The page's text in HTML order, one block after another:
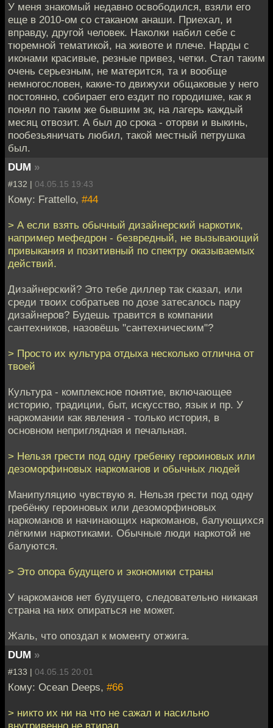
У меня знакомый недавно освободился, взяли его
еще в 2010-ом со стаканом анаши. Приехал, и
вправду, другой человек. Наколки набил себе с
тюремной тематикой, на животе и плече. Нарды с
иконами красивые, резные привез, четки. Стал таким
очень серьезным, не матерится, та и вообще
немногословен, какие-то движухи общаковые у него
постоянно, собирает его ездит по городишке, как я
понял по таким же бывшим зк, на лагерь каждый
месяц отвозит. А был до срока - оторви и выкинь,
пообезьяничать любил, такой местный петрушка
был.
DUM »
#132 | 04.05.15 19:43
Кому: Frattello, #44
> А если взять обычный дизайнерский наркотик,
например мефедрон - безвредный, не вызывающий
привыкания и позитивный по спектру оказываемых
действий.
Дизайнерский? Это тебе диллер так сказал, или
среди твоих собратьев по дозе затесалось пару
дизайнеров? Будешь травится в компании
сантехников, назовёшь "сантехническим"?
> Просто их культура отдыха несколько отлична от
твоей
Культура - комплексное понятие, включающее
историю, традиции, быт, искусство, язык и пр. У
наркомании как явления - только история, в
основном неприглядная и печальная.
> Нельзя грести под одну гребенку героиновых или
дезоморфиновых наркоманов и обычных людей
Манипуляцию чувствую я. Нельзя грести под одну
гребёнку героиновых или дезоморфиновых
наркоманов и начинающих наркоманов, балующихся
лёгкими наркотиками. Обычные люди наркотой не
балуются.
> Это опора будущего и экономики страны
У наркоманов нет будущего, следовательно никакая
страна на них опираться не может.
Жаль, что опоздал к моменту отжига.
DUM »
#133 | 04.05.15 20:01
Кому: Ocean Deeps, #66
> никто их ни на что не сажал и насильно